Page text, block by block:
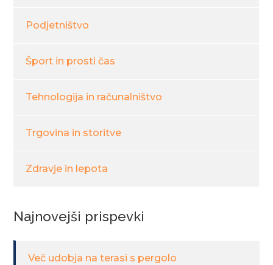
Podjetništvo
Šport in prosti čas
Tehnologija in računalništvo
Trgovina in storitve
Zdravje in lepota
Najnovejši prispevki
Več udobja na terasi s pergolo